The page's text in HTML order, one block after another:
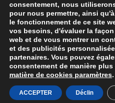
© 2026 bonnenverkoop.be -
Avis Juridique
consentement, nous
pour nous permettre, ainsi
le fonctionnement de ce site
vos besoins, d'évaluer la
web et de vous montrer un
et des publicités
partenaires. Vous pouvez
consentement de manière plus
matière de cookies paramètres.
ACCEPTER Déclin